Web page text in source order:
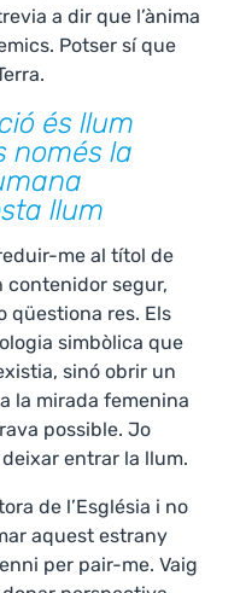
a dir que l’ànima
Potser sí que
és llum
només la
llum
me al títol de
contenidor segur,
qüestiona res. Els
simbòlica que
sinó obrir un
la mirada femenina
possible. Jo
entrar la llum.
de l’Església i no
aquest estrany
per pair-me. Vaig